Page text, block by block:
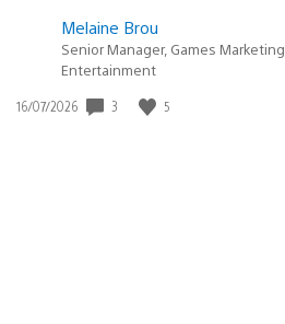
Melaine Brou
Senior Manager, Games
Entertainment
Data
16/07/2026 3 5